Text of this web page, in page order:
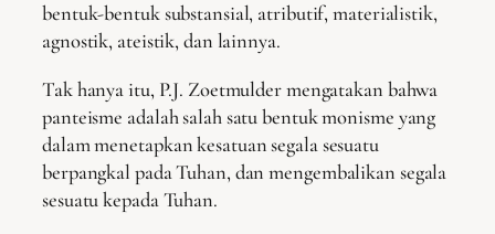
bentuk-bentuk substansial, atributif, materialistik,
agnostik, ateistik, dan lainnya.
Tak hanya itu, P.J. Zoetmulder mengatakan bahwa
panteisme adalah salah satu bentuk monisme yang
dalam menetapkan kesatuan segala sesuatu
berpangkal pada Tuhan, dan mengembalikan segala
sesuatu kepada Tuhan.